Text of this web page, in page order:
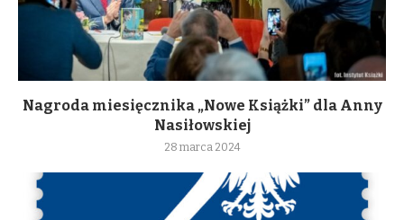
Nagroda miesięcznika „Nowe Książki” dla Anny
Nasiłowskiej
28 marca 2024